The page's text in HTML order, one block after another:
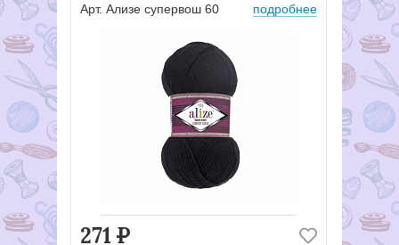
Арт. Ализе супервош 60 подробнее
271 Р